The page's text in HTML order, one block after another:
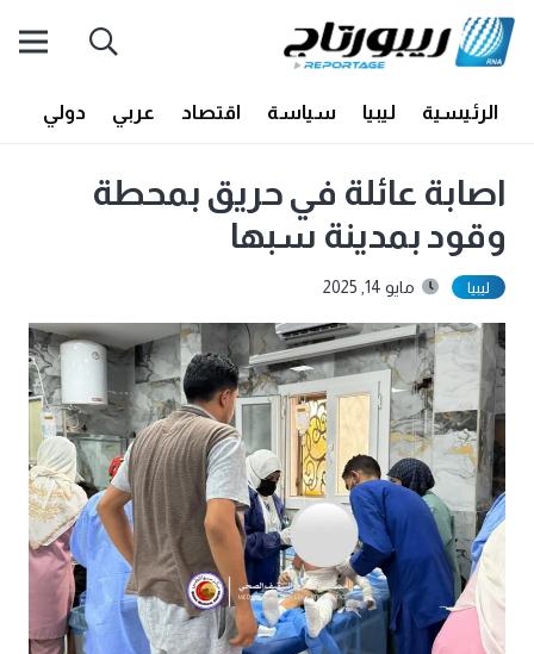
الرئيسية ليبيا سياسة اقتصاد عربي دولي
اصابة عائلة في حريق بمحطة
وقود بمدينة سبها
ليبيا مايو 14, 2025